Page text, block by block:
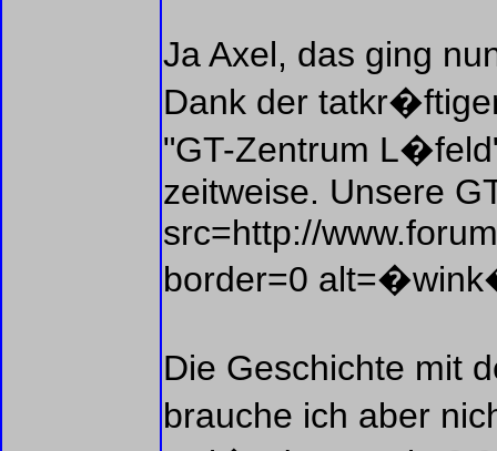
Ja Axel, das ging
Dank der
"GT-Zentrum
zeitweise. Unsere
src=http://
border=0
Die Geschichte mit
brauche ich aber